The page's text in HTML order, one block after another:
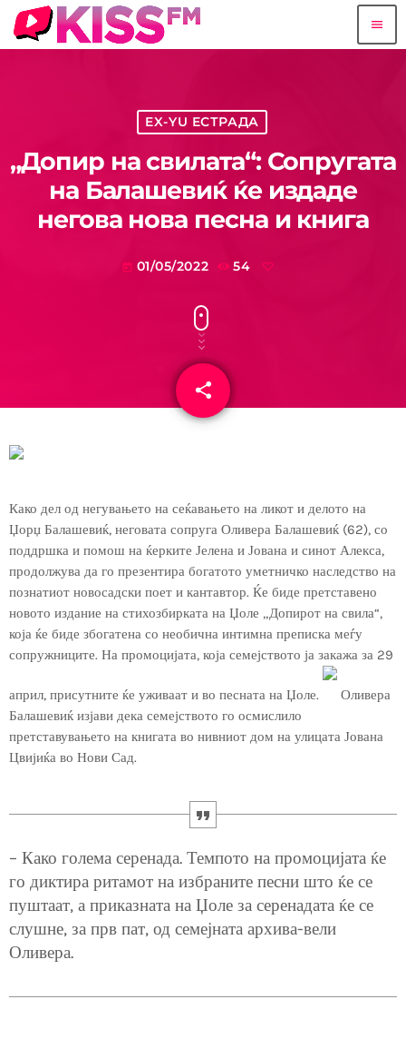
menu
EX-YU ЕСТРАДА
„Допир на свилата“: Сопругата
на Балашевиќ ќе издаде
негова нова песна и книга
today 01/05/2022 54
share
email
Како дел од негувањето на сеќавањето на ликот и делото на
Џорџ Балашевиќ, неговата сопруга Оливера Балашевиќ (62), со
поддршка и помош на ќерките Јелена и Јована и синот Алекса,
продолжува да го презентира богатото уметничко наследство на
познатиот новосадски поет и кантавтор. Ќе биде претставено
новото издание на стихозбирката на Џоле ​​„Допирот на свила“,
која ќе биде збогатена со необична интимна преписка меѓу
сопружниците. На промоцијата, која семејството ја закажа за 29
април, присутните ќе уживаат и во песната на Џоле.
Оливера
Балашевиќ изјави дека семејството го осмислило
претставувањето на книгата во нивниот дом на улицата Јована
Цвијиќа во Нови Сад.
– Како голема серенада. Темпото на промоцијата ќе
го диктира ритамот на избраните песни што ќе се
пуштаат, а приказната на Џоле за серенадата ќе се
слушне, за прв пат, од семејната архива-вели
Оливера.